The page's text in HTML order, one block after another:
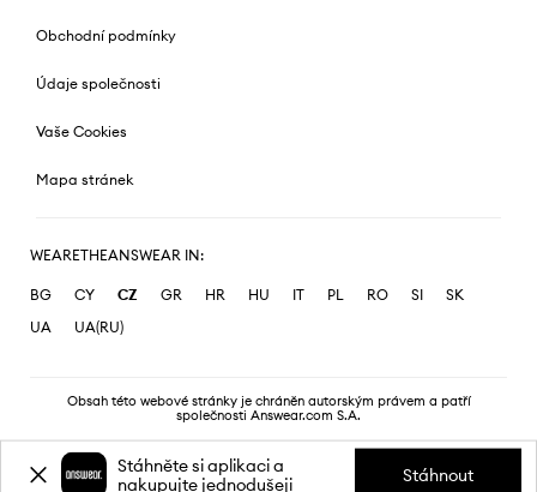
Obchodní podmínky
Údaje společnosti
Vaše Cookies
Mapa stránek
WEARETHEANSWEAR IN:
BG CY CZ GR HR HU IT PL RO SI
SK
UA
UA(RU)
Obsah této webové stránky je chráněn autorským právem a patří
společnosti Answear.com S.A.
Stáhněte si aplikaci a
nakupujte jednodušeji
Stáhnout